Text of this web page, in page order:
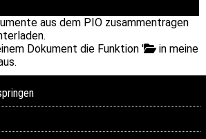
aus dem PIO zusammentragen
Dokument die Funktion '
in meine